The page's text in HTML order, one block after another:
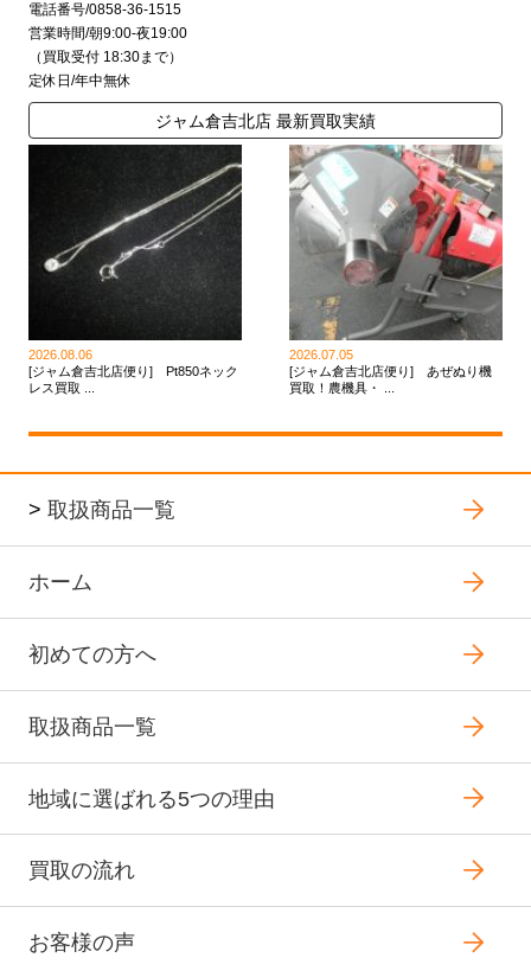
電話番号/0858-36-1515
営業時間/朝9:00-夜19:00
（買取受付 18:30まで）
定休日/年中無休
ジャム倉吉北店 最新買取実績
2026.08.06
[ジャム倉吉北店便り] Pt850ネック
レス買取 ...
2026.07.05
[ジャム倉吉北店便り] あぜぬり機
買取！農機具・ ...
> 取扱商品一覧
ホーム
初めての方へ
取扱商品一覧
地域に選ばれる5つの理由
買取の流れ
お客様の声